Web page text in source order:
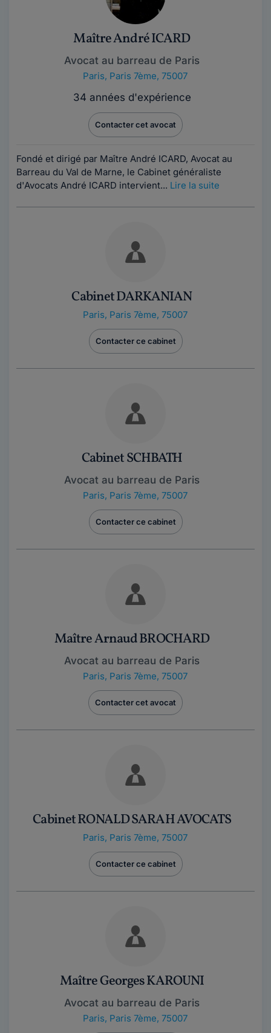
Maître André ICARD
Avocat au barreau de Paris
Paris, Paris 7ème, 75007
34 années d'expérience
Contacter cet avocat
Fondé et dirigé par Maître André ICARD, Avocat au
Barreau du Val de Marne, le Cabinet généraliste
d'Avocats André ICARD intervient... Lire la suite
Cabinet DARKANIAN
Paris, Paris 7ème, 75007
Contacter ce cabinet
Cabinet SCHBATH
Avocat au barreau de Paris
Paris, Paris 7ème, 75007
Contacter ce cabinet
Maître Arnaud BROCHARD
Avocat au barreau de Paris
Paris, Paris 7ème, 75007
Contacter cet avocat
Cabinet RONALD SARAH AVOCATS
Paris, Paris 7ème, 75007
Contacter ce cabinet
Maître Georges KAROUNI
Avocat au barreau de Paris
Paris, Paris 7ème, 75007